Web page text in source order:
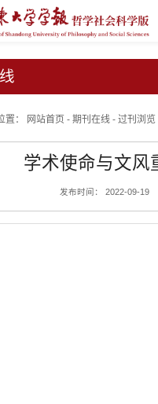
置： 网站首页- 期刊在线 - 过刊浏览
学术使命与文风
发布时间： 2022-09-19